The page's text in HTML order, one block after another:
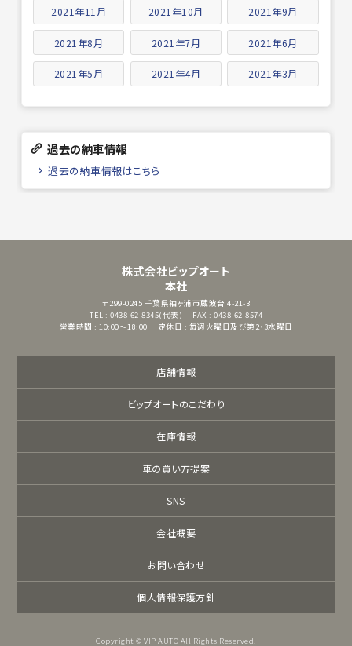
2021年11月 2021年10月 2021年9月
2021年8月 2021年7月 2021年6月
2021年5月 2021年4月 2021年3月
過去の納車情報
過去の納車情報はこちら
株式会社ビップオート
本社
〒299-0245 千葉県袖ヶ浦市蔵波台 4-21-3
TEL : 0438-62-8345(代表)
FAX : 0438-62-8574
営業時間 : 10:00～18:00
定休日 : 毎週火曜日及び第2・3水曜日
店舗情報
ビップオートのこだわり
在庫情報
車の買い方提案
SNS
会社概要
お問い合わせ
個人情報保護方針
Copyright © VIP AUTO All Rights Reserved.